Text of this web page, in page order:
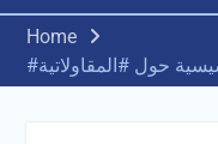
Home
حول #المقاولاتية